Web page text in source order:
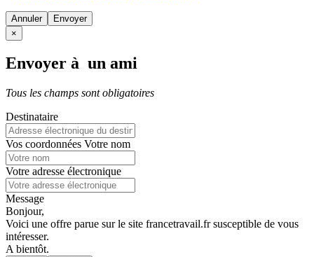
Annuler
×
Envoyer à un ami
Tous les champs sont obligatoires
Destinataire
Vos coordonnées Votre nom
Votre adresse électronique
Message
Bonjour,
Voici une offre parue sur le site francetravail.fr susceptible de vous
intéresser.
A bientôt.